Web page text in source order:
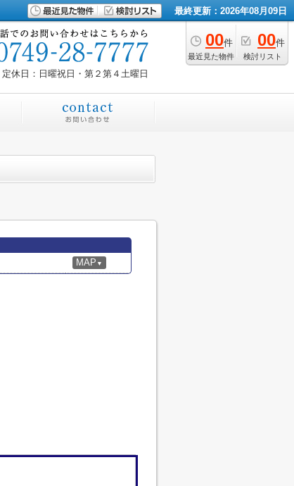
最終更新：2026年08月09日
00件
最近見た物件
00件
検討リスト
定休日：日曜祝日・第２第４土曜日
MAP ▼